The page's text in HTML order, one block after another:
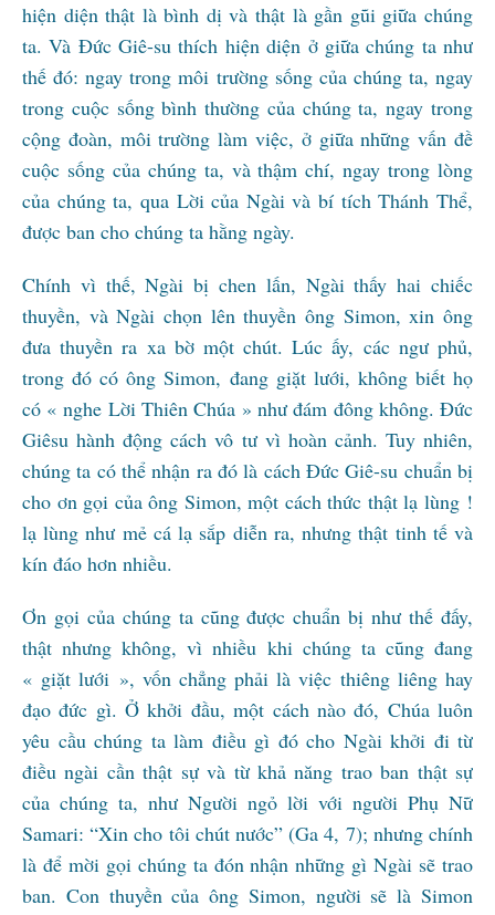
hiện diện thật là bình dị và thật là gần gũi giữa chúng
ta. Và Đức Giê-su thích hiện diện ở giữa chúng ta như
thế đó: ngay trong môi trường sống của chúng ta, ngay
trong cuộc sống bình thường của chúng ta, ngay trong
cộng đoàn, môi trường làm việc, ở giữa những vấn đề
cuộc sống của chúng ta, và thậm chí, ngay trong lòng
của chúng ta, qua Lời của Ngài và bí tích Thánh Thể,
được ban cho chúng ta hằng ngày.
Chính vì thế, Ngài bị chen lấn, Ngài thấy hai chiếc
thuyền, và Ngài chọn lên thuyền ông Simon, xin ông
đưa thuyền ra xa bờ một chút. Lúc ấy, các ngư phủ,
trong đó có ông Simon, đang giặt lưới, không biết họ
có « nghe Lời Thiên Chúa » như đám đông không. Đức
Giêsu hành động cách vô tư vì hoàn cảnh. Tuy nhiên,
chúng ta có thể nhận ra đó là cách Đức Giê-su chuẩn bị
cho ơn gọi của ông Simon, một cách thức thật lạ lùng !
lạ lùng như mẻ cá lạ sắp diễn ra, nhưng thật tinh tế và
kín đáo hơn nhiều.
Ơn gọi của chúng ta cũng được chuẩn bị như thế đấy,
thật nhưng không, vì nhiều khi chúng ta cũng đang
« giặt lưới », vốn chẳng phải là việc thiêng liêng hay
đạo đức gì. Ở khởi đầu, một cách nào đó, Chúa luôn
yêu cầu chúng ta làm điều gì đó cho Ngài khởi đi từ
điều ngài cần thật sự và từ khả năng trao ban thật sự
của chúng ta, như Người ngỏ lời với người Phụ Nữ
Samari: “Xin cho tôi chút nước” (Ga 4, 7); nhưng chính
là để mời gọi chúng ta đón nhận những gì Ngài sẽ trao
ban. Con thuyền của ông Simon, người sẽ là Simon